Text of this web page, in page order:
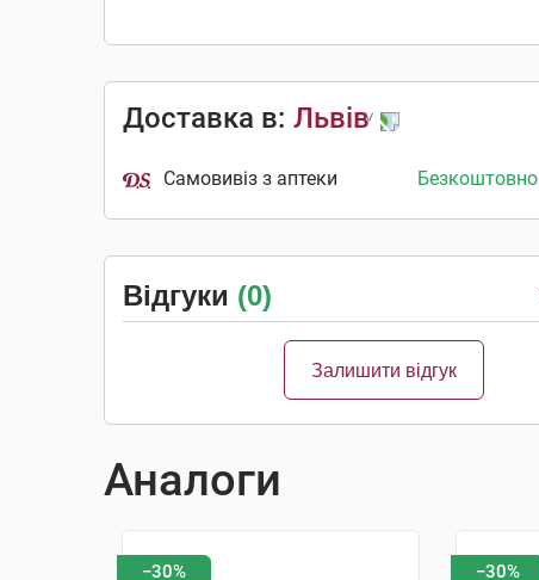
Доставка в: Львів
Самовивіз з аптеки Безкоштовно
Відгуки (0)
Залишити відгук
Аналоги
−30% −30%